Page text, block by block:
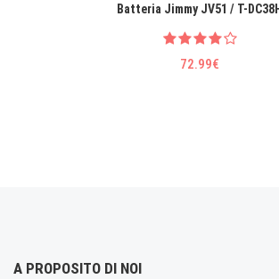
Batteria Jimmy JV51 / T-DC38H
72.99€
A PROPOSITO DI NOI